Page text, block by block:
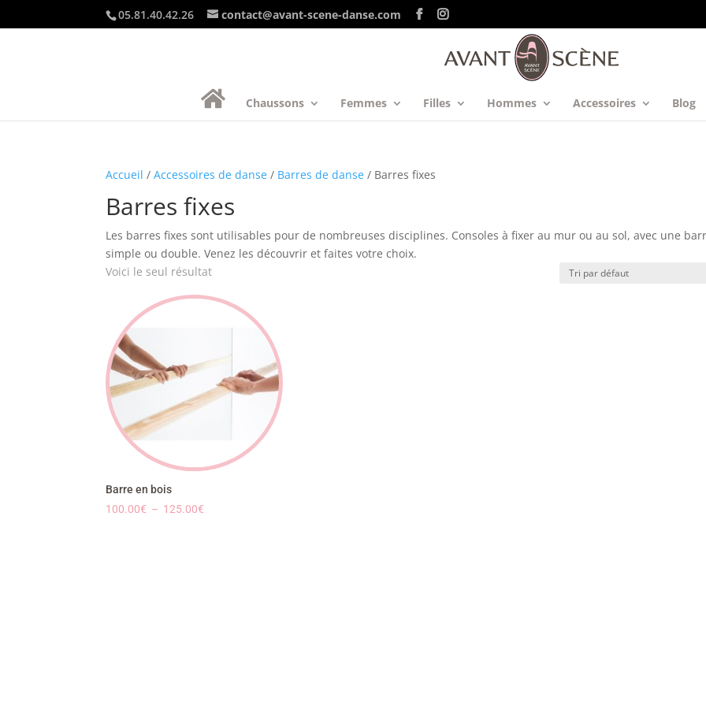
05.81.40.42.26 contact@avant-scene-danse.com
Chaussons Femmes Filles Hommes Accessoires Blog
Accueil /Accessoires de danse / Barres de danse / Barres fixes
Barres fixes
Les barres fixes sont utilisables pour de nombreuses disciplines. Consoles à fixer au mur ou au sol, avec une
simple ou double. Venez les découvrir et faites votre choix.
Voici le seul résultat
Barre en bois
100.00€ – 125.00€